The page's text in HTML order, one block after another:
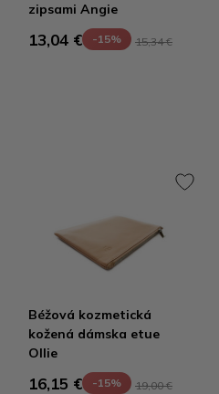
zipsami Angie
13,04 € -15% 15,34 €
Béžová kozmetická
kožená dámska etue
Ollie
16,15 € -15% 19,00 €